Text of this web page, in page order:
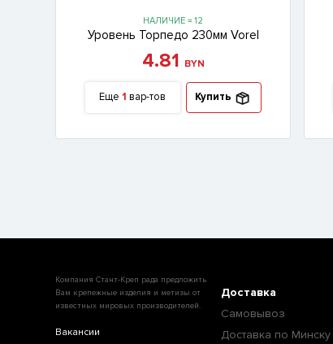
НАЛИЧИЕ = 12
Уровень Торпедо 230мм Vorel
4.81 BYN
Еще 1 вар-тов Купить
Компания Стант-Креп рада предложить
Вам крепежные изделия и метизы от
известных мировых производителей.
Вакансии
Доставка
Самовывоз
Доставка по Минску